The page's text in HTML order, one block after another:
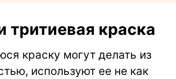
тритиевая краска
краску могут делать из
используют ее не как